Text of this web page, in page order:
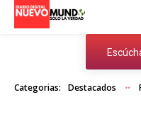
Categorias: Destacados